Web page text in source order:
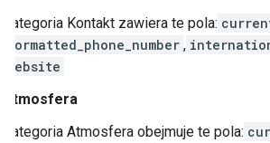
Kategoria Kontakt zawiera te pola:
formatted_phone_number ,
website
Atmosfera
Kategoria Atmosfera obejmuje te pola: